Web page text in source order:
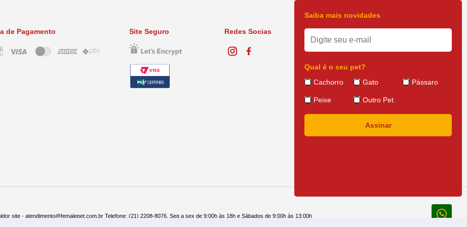
de Pagamento Site Seguro Redes Socias
Saiba mais novidades
Qual é o seu pet?
Cachorro
Gato Pássaro
Peixe Outro Pet
site - atendimento@femalepet.com.br Telefone: (21) 2208-8076. Seg a sex de 9:00h às 18h e Sábados de 9:00h às 13:00h